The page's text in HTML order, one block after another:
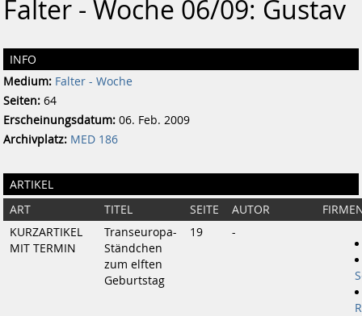
Falter - Woche 06/09: Gustav
INFO
Medium: Falter - Woche
Seiten: 64
Erscheinungsdatum: 06. Feb. 2009
Archivplatz: MED 186
ARTIKEL
ART TITEL SEITE AUTOR
KURZARTIKEL
MIT TERMIN
Transeuropa-
Ständchen
zum elften
Geburtstag
19 -